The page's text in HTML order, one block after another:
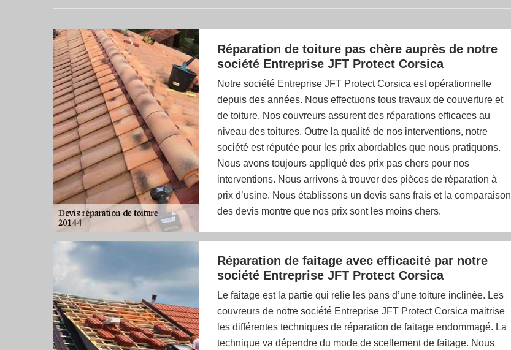
Réparation de toiture pas chère auprès de notre
société Entreprise JFT Protect Corsica
Notre société Entreprise JFT Protect Corsica est opérationnelle
depuis des années. Nous effectuons tous travaux de couverture et
de toiture. Nos couvreurs assurent des réparations efficaces au
niveau des toitures. Outre la qualité de nos interventions, notre
société est réputée pour les prix abordables que nous pratiquons.
Nous avons toujours appliqué des prix pas chers pour nos
interventions. Nous arrivons à trouver des pièces de réparation à
prix d’usine. Nous établissons un devis sans frais et la comparaison
des devis montre que nos prix sont les moins chers.
Réparation de faitage avec efficacité par notre
société Entreprise JFT Protect Corsica
Le faitage est la partie qui relie les pans d’une toiture inclinée. Les
couvreurs de notre société Entreprise JFT Protect Corsica maitrise
les différentes techniques de réparation de faitage endommagé. La
technique va dépendre du mode de scellement de faitage. Nous